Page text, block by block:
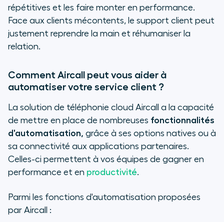
répétitives et les faire monter en performance.
Face aux clients mécontents, le support client peut
justement reprendre la main et réhumaniser la
relation.
Comment Aircall peut vous aider à
automatiser votre service client ?
La solution de téléphonie cloud Aircall a la capacité
de mettre en place de nombreuses fonctionnalités
d'automatisation, grâce à ses options natives ou à
sa connectivité aux applications partenaires.
Celles-ci permettent à vos équipes de gagner en
performance et en productivité.
Parmi les fonctions d'automatisation proposées
par Aircall :